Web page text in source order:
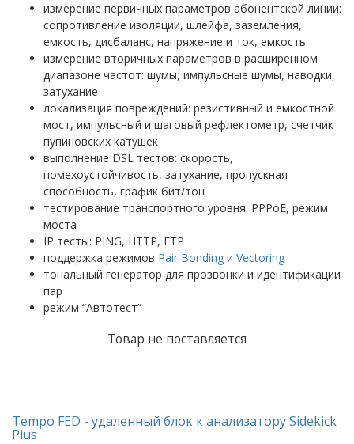
измерение первичных параметров абонентской линии:
сопротивление изоляции, шлейфа, заземления,
емкость, дисбаланс, напряжение и ток, емкость
измерение вторичных параметров в расширенном
диапазоне частот: шумы, импульсные шумы, наводки,
затухание
локализация повреждений: резистивный и емкостной
мост, импульсный и шаговый рефлектометр, счетчик
пупиновских катушек
выполнение DSL тестов: скорость,
помехоустойчивость, затухание, пропускная
способность, график бит/тон
тестирование транспортного уровня: PPPoE, режим
моста
IP тесты: PING, HTTP, FTP
поддержка режимов Pair Bonding и Vectoring
тональный генератор для прозвонки и идентификации
пар
режим “Автотест”
Товар не поставляется
Tempo FED - удаленный блок к анализатору Sidekick
Plus